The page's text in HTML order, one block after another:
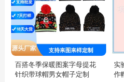
百搭冬季保暖图案字母提花
针织带球帽男女帽子定制
实
作